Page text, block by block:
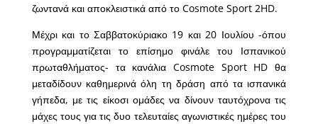
ζωντανά και αποκλειστικά από το Cosmote Sport 2HD.
Μέχρι και το Σαββατοκύριακο 19 και 20 Ιουλίου -όπου
προγραμματίζεται το επίσημο φινάλε του Ισπανικού
πρωταθλήματος- τα κανάλια Cosmote Sport HD θα
μεταδίδουν καθημερινά όλη τη δράση από τα ισπανικά
γήπεδα, με τις είκοσι ομάδες να δίνουν ταυτόχρονα τις
μάχες τους για τις δυο τελευταίες αγωνιστικές ημέρες του